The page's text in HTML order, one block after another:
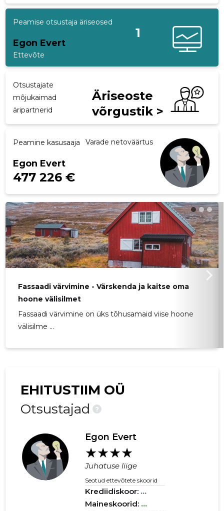
Peamise otsustaja äriseosed
Egon Evert
1
Ettevõte
Otsustajate
mõjukaimad
äripartnerid
Äriseoste
võrgustik >
Peamine kasusaaja
Egon Evert
Varade netoväärtus
477 226 €
Fassaadi värvimine - Värskenda ja kaitse oma
hoone välisilmet
Fassaadi värvimine on üks tõhusamaid viise hoone
välisilme ...
EHITUSTIIM OÜ
Otsustajad
?
Egon Evert
★★★★
Juhatuse liige
Seotud ettevõtete skoorid
Krediidiskoor: ...
Maineskoorid: ...